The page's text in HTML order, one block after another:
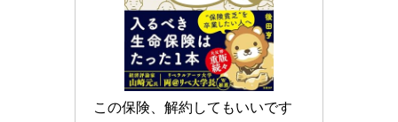
この保険、解約してもいいです